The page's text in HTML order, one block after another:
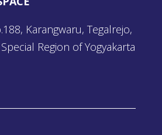
Karangwaru, Tegalrejo,
Region of Yogyakarta